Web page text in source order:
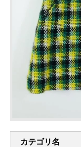
カテゴリ名